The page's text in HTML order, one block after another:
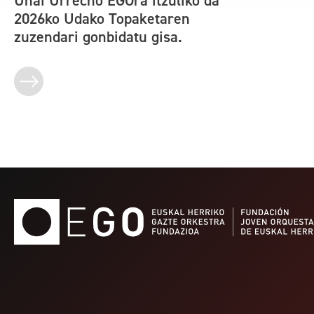
2026ko Udako Topaketaren
zuzendari gonbidatu gisa.